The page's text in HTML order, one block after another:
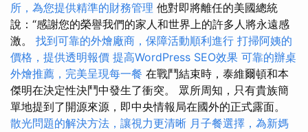
所，為您提供精準的財務管理 他對即將離任的美國總統
說：“感謝您的榮譽我們的家人和世界上的許多人將永遠感
激。 找到可靠的外燴廠商，保障活動順利進行 打掃阿姨的
價格，提供透明報價 提高WordPress SEO效果 可靠的辦桌
外燴推薦，完美呈現每一餐 在戰鬥結束時，泰維爾頓和本
傑明在決定性決鬥中發生了衝突。 眾所周知，只有貴族簡
單地提到了開源來源，即中央情報局在國外的正式露面。
散光問題的解決方法，讓視力更清晰 月子餐選擇，為新媽